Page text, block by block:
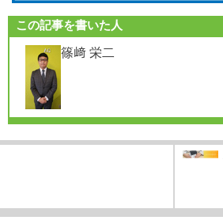
この記事を書いた人
篠﨑 栄二